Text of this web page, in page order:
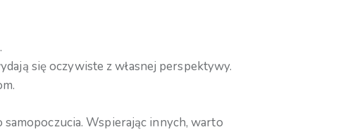
się oczywiste z własnej perspektywy.
Wspierając innych, warto